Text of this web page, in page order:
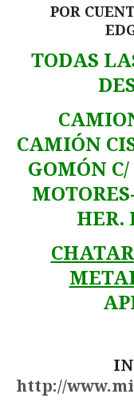
POR
TODAS
CAMIÓN
GOMÓN
HER.
http://